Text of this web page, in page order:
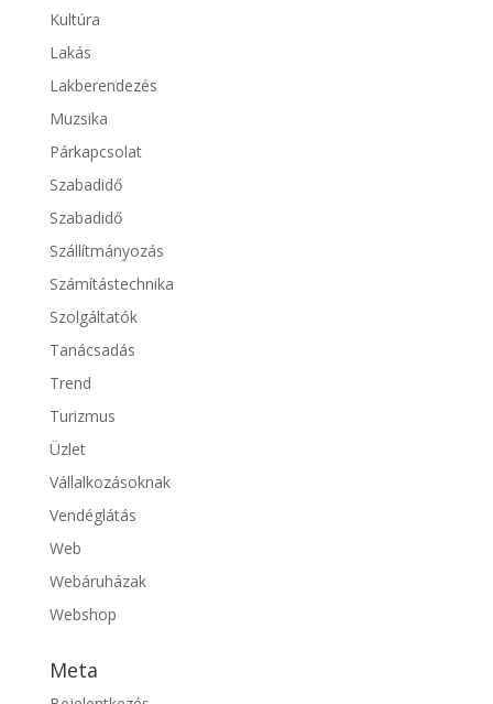
Kultúra
Lakás
Lakberendezés
Muzsika
Párkapcsolat
Szabadidő
Szabadidő
Szállítmányozás
Számítástechnika
Szolgáltatók
Tanácsadás
Trend
Turizmus
Üzlet
Vállalkozásoknak
Vendéglátás
Web
Webáruházak
Webshop
Meta